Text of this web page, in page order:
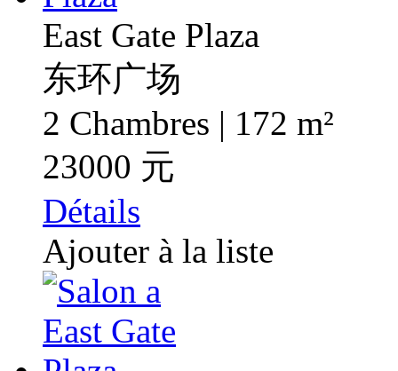
East Gate Plaza
东环广场
2 Chambres | 172 m²
23000 元
Détails
Ajouter à la liste